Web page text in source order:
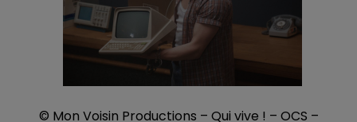
© Mon Voisin Productions – Qui vive ! – OCS –